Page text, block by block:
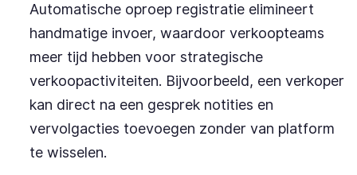
Automatische oproep registratie elimineert
handmatige invoer, waardoor verkoopteams
meer tijd hebben voor strategische
verkoopactiviteiten. Bijvoorbeeld, een verkoper
kan direct na een gesprek notities en
vervolgacties toevoegen zonder van platform
te wisselen.